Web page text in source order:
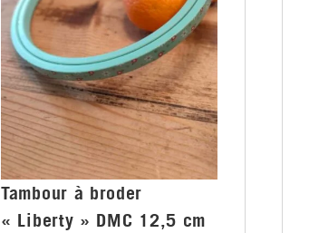
Tambour à broder
« Liberty » DMC 12,5 cm